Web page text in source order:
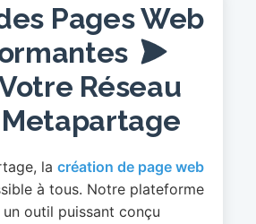
Pages Web
Réseau
la création de page web
à tous. Notre plateforme
outil puissant conçu